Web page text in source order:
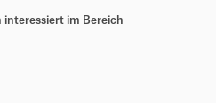
interessiert im Bereich